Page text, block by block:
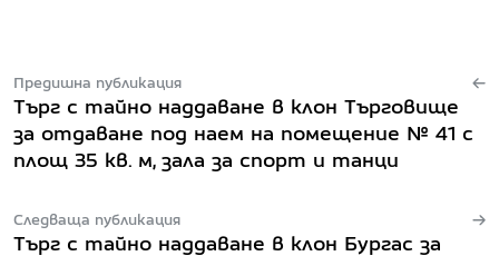
Предишна публикация
Търг с тайно наддаване в клон Търговище
за отдаване под наем на помещение № 41 с
площ 35 кв. м, зала за спорт и танци
Следваща публикация
Търг с тайно наддаване в клон Бургас за